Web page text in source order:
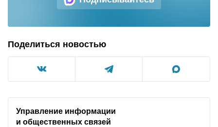
Поделиться новостью
Управление информации
и общественных связей